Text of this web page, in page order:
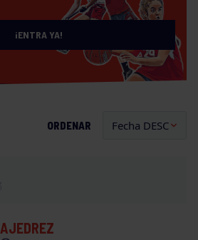
¡ENTRA YA!
ORDENAR
AJEDREZ